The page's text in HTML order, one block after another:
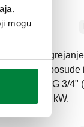
mogu
za
posude
Priključak: G 3/4"
50 kW.